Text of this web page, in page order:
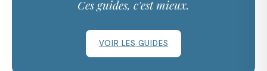
Ces guides, c'est mieux.
VOIR LES GUIDES